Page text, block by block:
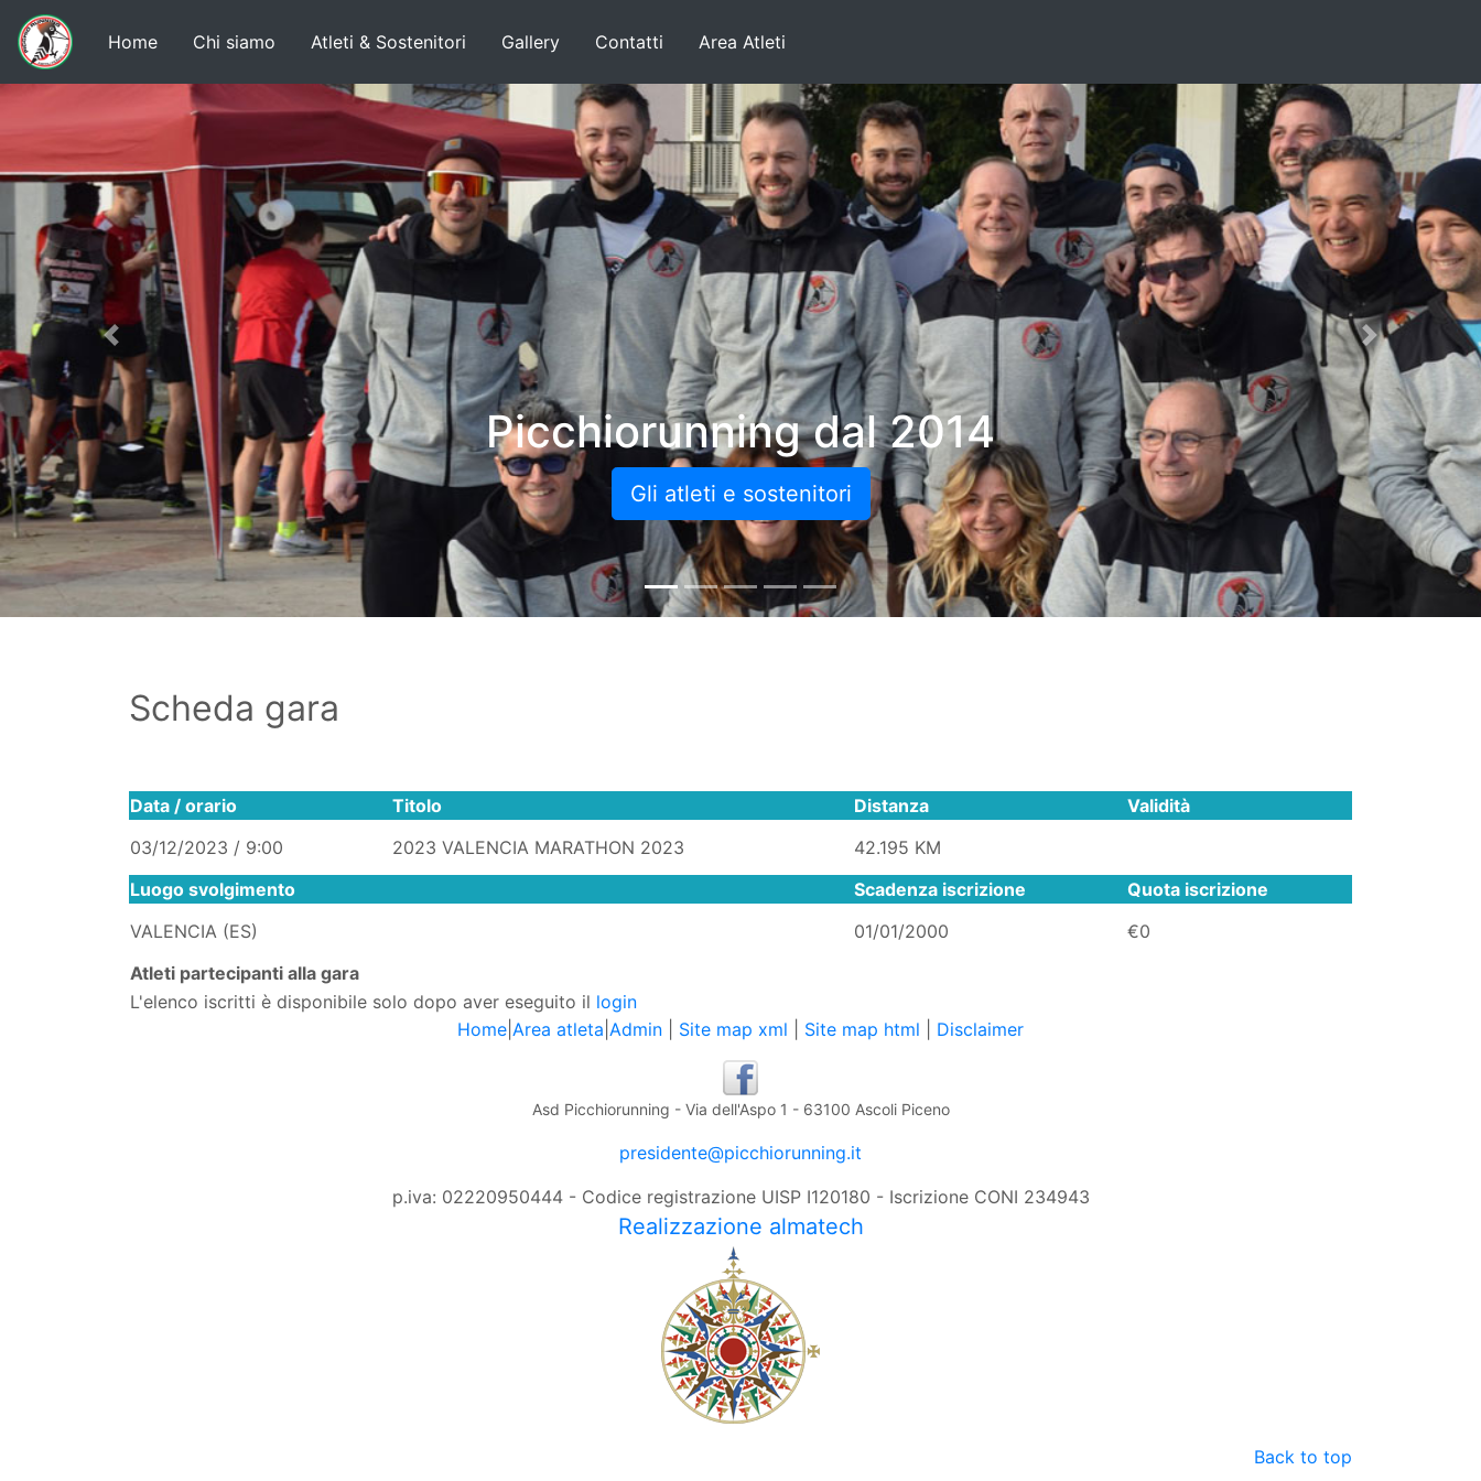
Home Chi siamo Atleti & Sostenitori Gallery Contatti Area Atleti
Picchiorunning dal 2014
Gli atleti e sostenitori
Previous Next
Scheda gara
Data / orario Titolo Distanza
Validità
03/12/2023 / 9:00
2023 VALENCIA MARATHON 2023
42.195 KM
Luogo svolgimento
Scadenza iscrizione
Quota iscrizione
VALENCIA (ES)
01/01/2000
€0
Atleti partecipanti alla gara
L'elenco iscritti è disponibile solo dopo aver eseguito il login
Home Area atleta Admin Site map xml Site map html Disclaimer
Asd Picchiorunning - Via dell'Aspo 1 - 63100 Ascoli Piceno
presidente@picchiorunning.it
p.iva: 02220950444 - Codice registrazione UISP I120180 - Iscrizione CONI 234943
Realizzazione almatech
Back to top